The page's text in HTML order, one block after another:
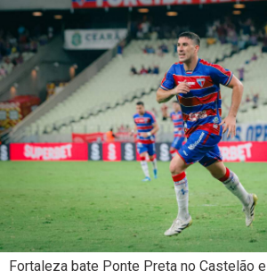
Fortaleza bate Ponte Preta no Castelão